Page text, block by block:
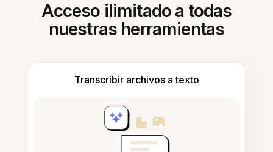
Acceso ilimitado a todas
nuestras herramientas
Transcribir archivos a texto